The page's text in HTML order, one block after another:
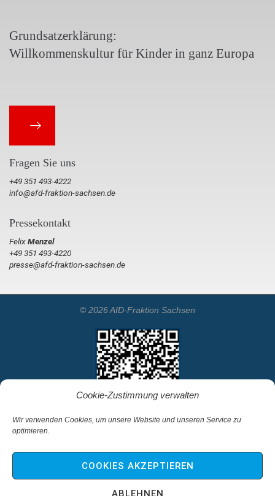
Cookie-Zustimmung verwalten
Wir verwenden Cookies, um unsere Website und unseren Service zu
optimieren.
COOKIES AKZEPTIEREN
ABLEHNEN
Grundsatzerklärung:
Willkommenskultur für Kinder in ganz Europa
Fragen Sie uns
+49 351 493-4222
info@afd-fraktion-sachsen.de
Pressekontakt
FelixMenzel
+49 351 493-4220
presse@afd-fraktion-sachsen.de
© 2026 AfD-Fraktion Sachsen
Startseite
Kontakt
Impressum & Haftungsausschluss
Datenschutz